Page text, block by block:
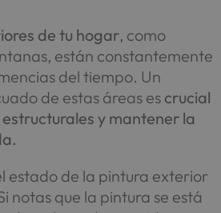
de tu hogar, como
están constantemente
del tiempo. Un
de estas áreas es crucial
y mantener la
estado de la pintura exterior
notas que la pintura se está